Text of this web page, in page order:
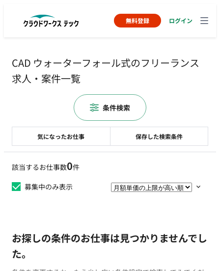
無料登録 ログイン
CAD ウォーターフォール式のフリーランス
求人・案件一覧
該当するお仕事数0件
募集中のみ表示
お探しの条件のお仕事は見つかりませんでし
た。
気になったお仕事 保存した検索条件
条件検索